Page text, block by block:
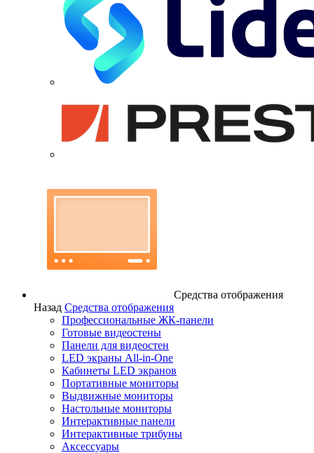
Средства отображения
Назад Средства отображения
Профессиональные ЖК-панели
Готовые видеостены
Панели для видеостен
LED экраны All-in-One
Кабинеты LED экранов
Портативные мониторы
Выдвижные мониторы
Настольные мониторы
Интерактивные панели
Интерактивные трибуны
Аксессуары